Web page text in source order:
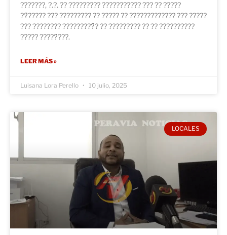
???????, ?.?. ?? ????????? ??????????? ??? ?? ?????
??́????? ??? ????????? ?? ????? ?? ????????????? ??? ?????
??? ???????? ?????????́? ?? ????????? ?? ?? ??????????
????? ?????́???.
LEER MÁS »
Luisana Lora Perello 10 julio, 2025
LOCALES